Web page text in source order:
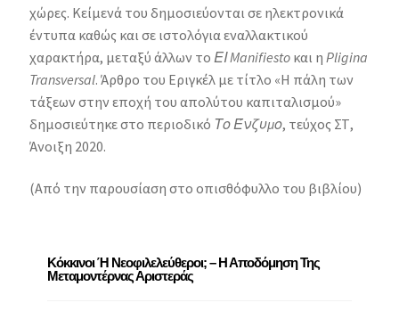
χώρες. Κείμενά του δημοσιεύονται σε ηλεκτρονικά
έντυπα καθώς και σε ιστολόγια εναλλακτικού
χαρακτήρα, μεταξύ άλλων το ΕΙ Manifiestoκαι η Pligina
Transversal. Άρθρο του Εριγκέλ με τίτλο «Η πάλη των
τάξεων στην εποχή του απολύτου καπιταλισμού»
δημοσιεύτηκε στο περιοδικό Το Ένζυμο, τεύχος ΣΤ,
Άνοιξη 2020.
(Από την παρουσίαση στο οπισθόφυλλο του βιβλίου)
Κόκκινοι Ή Νεοφιλελεύθεροι; – Η Αποδόμηση Της
Μεταμοντέρνας Αριστεράς